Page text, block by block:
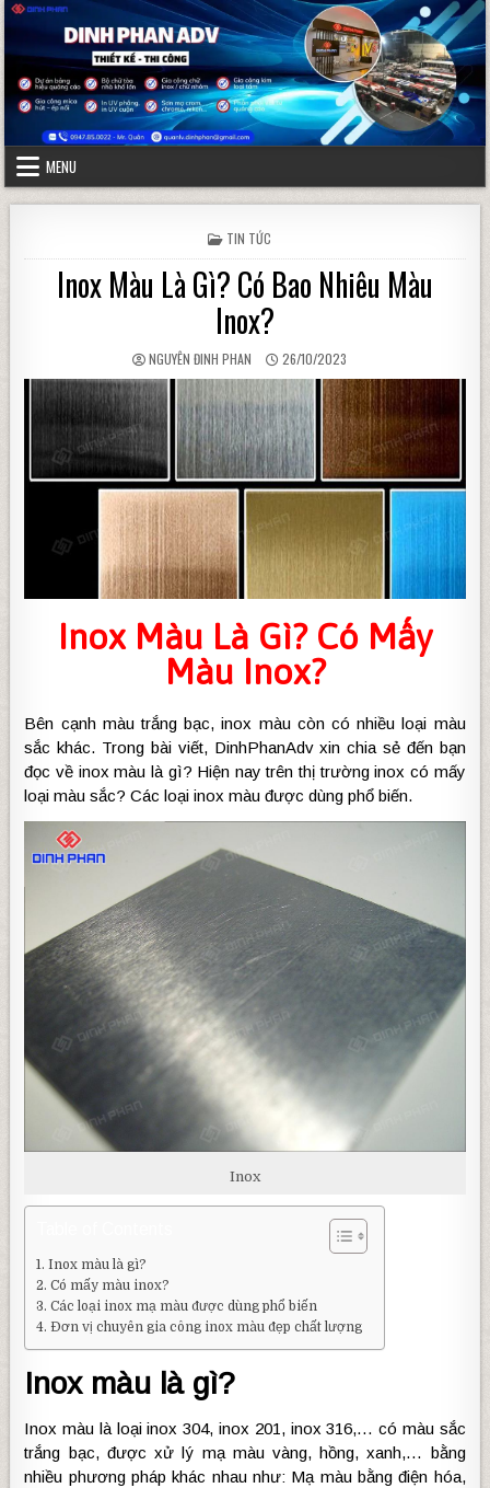
Skip to content
MENU
POSTED IN
TIN TỨC
Inox Màu Là Gì? Có Bao Nhiêu Màu
Inox?
AUTHOR:
NGUYÊN ĐINH PHAN PUBLISHED DATE:
26/10/2023
Inox Màu Là Gì? Có Mấy
Màu Inox?
Bên cạnh màu trắng bạc, inox màu còn có nhiều loại màu
sắc khác. Trong bài viết, DinhPhanAdv xin chia sẻ đến bạn
đọc về inox màu là gì? Hiện nay trên thị trường inox có mấy
loại màu sắc? Các loại inox màu được dùng phổ biến.
Inox
Inox màu là gì?
Có mấy màu inox?
Các loại inox mạ màu được dùng phổ biến
Đơn vị chuyên gia công inox màu đẹp chất lượng
Inox màu là gì?
Inox màu là loại inox 304, inox 201, inox 316,… có màu sắc
trắng bạc, được xử lý mạ màu vàng, hồng, xanh,… bằng
nhiều phương pháp khác nhau như: Mạ màu bằng điện hóa,